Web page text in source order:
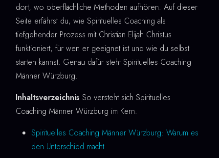
dort, wo oberflächliche Methoden aufhören. Auf dieser
Seite erfährst du, wie Spirituelles Coaching als
tiefgehender Prozess mit Christian Elijah Christus
funktioniert, für wen er geeignet ist und wie du selbst
starten kannst. Genau dafür steht Spirituelles Coaching
Männer Würzburg.
Inhaltsverzeichnis So versteht sich Spirituelles
Coaching Männer Würzburg im Kern.
Spirituelles Coaching Männer Würzburg: Warum es
den Unterschied macht